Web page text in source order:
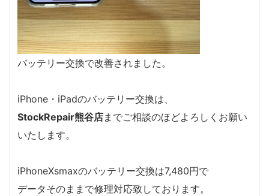
バッテリー交換で改善されました。
iPhone・iPadのバッテリー交換は、
StockRepair熊谷店までご相談のほどよろしくお願い
いたします。
iPhoneXsmaxのバッテリー交換は7,480円で
データそのままで修理対応致しております。